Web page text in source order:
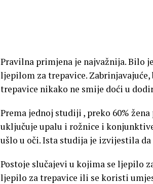
Pravilna primjena je najvažnija. Bilo
ljepilom za trepavice.
trepavice nikako ne smije doći u
Prema jednoj studiji , preko 60%
uključuje upalu i rožnice i
ušlo u oči. Ista studija je izvijestila
Postoje slučajevi u kojima se ljepilo
ljepilo za trepavice ili se koristi